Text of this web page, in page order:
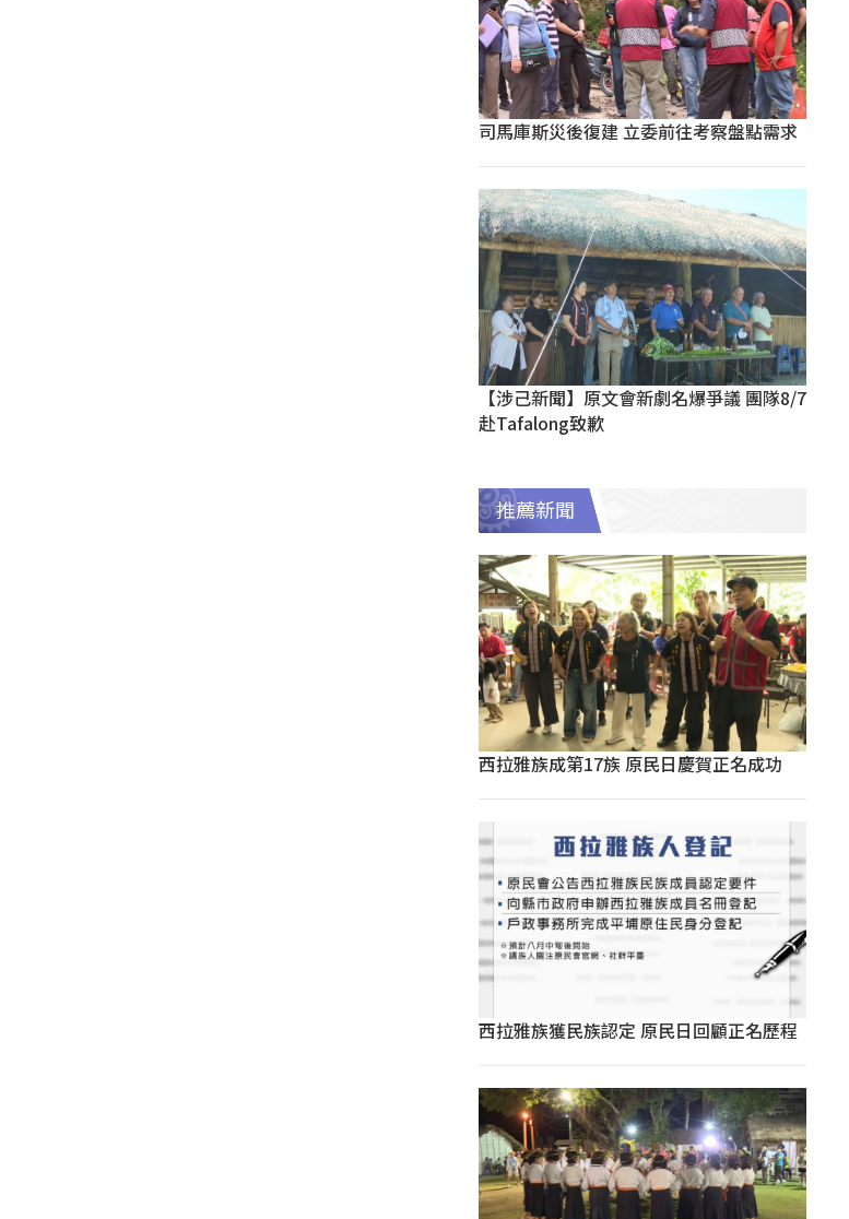
司馬庫斯災後復建 立委前往考察盤點需求
【涉己新聞】原文會新劇名爆爭議 團隊8/7
赴Tafalong致歉
推薦新聞
西拉雅族成第17族 原民日慶賀正名成功
西拉雅族獲民族認定 原民日回顧正名歷程